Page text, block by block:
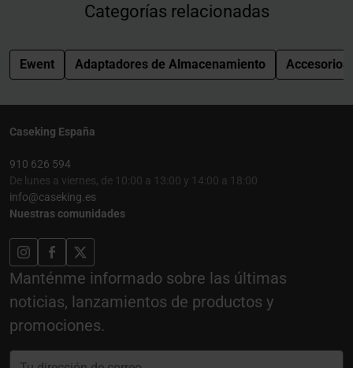
Categorías relacionadas
Ewent Adaptadores de Almacenamiento Accesorios
Caseking España
910 626 594
De lunes a viernes, de 10:00 a 13:00 y 14:00 a 18:00
info@caseking.es
Nuestras comunidades
Manténme informado sobre las últimas
noticias, lanzamientos de productos y
promociones.